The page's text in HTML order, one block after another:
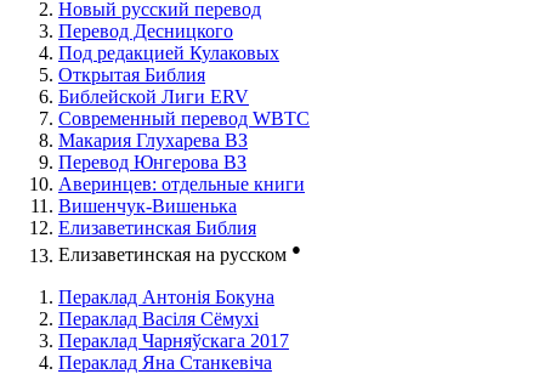
Новый русский перевод
Перевод Десницкого
Под редакцией Кулаковых
Открытая Библия
Библейской Лиги ERV
Cовременный перевод WBTC
Макария Глухарева ВЗ
Перевод Юнгерова ВЗ
Аверинцев: отдельные книги
Вишенчук-Вишенька
Елизаветинская Библия
Елизаветинская на русском ●
Пераклад Антонія Бокуна
Пераклад Васіля Сёмухі
Пераклад Чарняўскага 2017
Пераклад Яна Станкевіча